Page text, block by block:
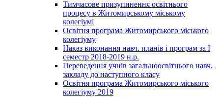
Тимчасове призупинення освітнього
процесу в Житомирському міському
колегіумі
Освітня програма Житомирського міського
колегіуму
Наказ виконання навч. планів і програм за І
семестр 2018-2019 н.р.
Переведення учнів загальноосвітнього навч.
закладу до наступного класу
Освітня програма Житомирського міського
колегіуму 2019